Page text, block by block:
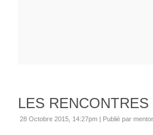
LES
28 Octobre 2015, 14:27pm | Publié par